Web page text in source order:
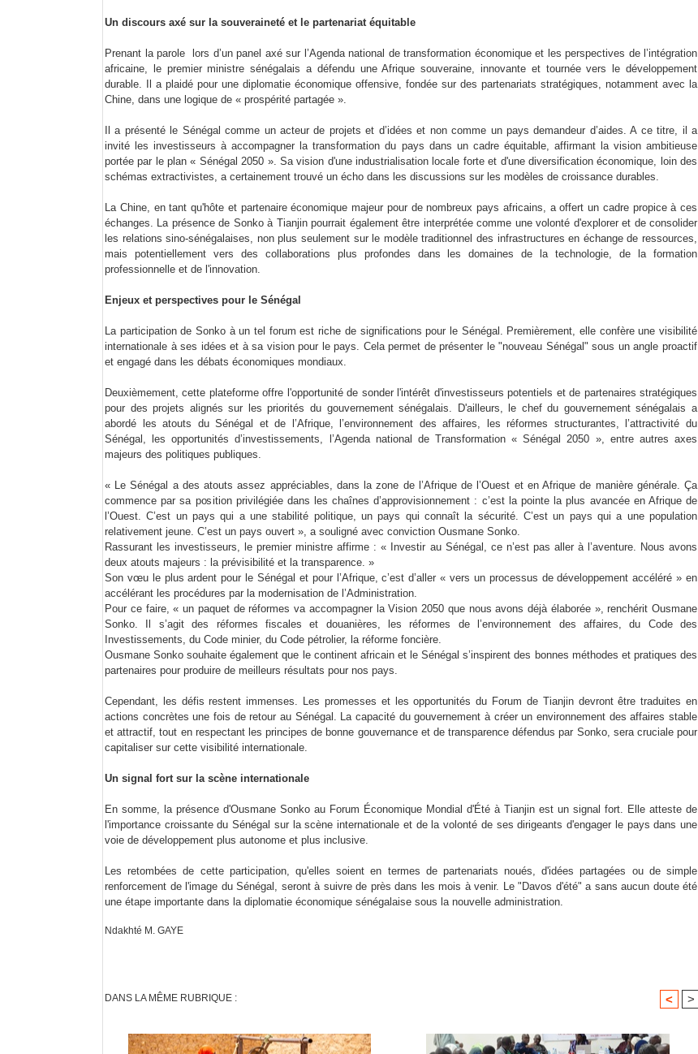
Un discours axé sur la souveraineté et le partenariat équitable
Prenant la parole lors d’un panel axé sur l’Agenda national de transformation économique et les perspectives de l’intégration
africaine, le premier ministre sénégalais a défendu une Afrique souveraine, innovante et tournée vers le développement
durable. Il a plaidé pour une diplomatie économique offensive, fondée sur des partenariats stratégiques, notamment avec la
Chine, dans une logique de « prospérité partagée ».
Il a présenté le Sénégal comme un acteur de projets et d’idées et non comme un pays demandeur d’aides. A ce titre, il a
invité les investisseurs à accompagner la transformation du pays dans un cadre équitable, affirmant la vision ambitieuse
portée par le plan « Sénégal 2050 ». Sa vision d'une industrialisation locale forte et d'une diversification économique, loin des
schémas extractivistes, a certainement trouvé un écho dans les discussions sur les modèles de croissance durables.
La Chine, en tant qu'hôte et partenaire économique majeur pour de nombreux pays africains, a offert un cadre propice à ces
échanges. La présence de Sonko à Tianjin pourrait également être interprétée comme une volonté d'explorer et de consolider
les relations sino-sénégalaises, non plus seulement sur le modèle traditionnel des infrastructures en échange de ressources,
mais potentiellement vers des collaborations plus profondes dans les domaines de la technologie, de la formation
professionnelle et de l'innovation.
Enjeux et perspectives pour le Sénégal
La participation de Sonko à un tel forum est riche de significations pour le Sénégal. Premièrement, elle confère une visibilité
internationale à ses idées et à sa vision pour le pays. Cela permet de présenter le "nouveau Sénégal" sous un angle proactif
et engagé dans les débats économiques mondiaux.
Deuxièmement, cette plateforme offre l'opportunité de sonder l'intérêt d'investisseurs potentiels et de partenaires stratégiques
pour des projets alignés sur les priorités du gouvernement sénégalais. D'ailleurs, le chef du gouvernement sénégalais a
abordé les atouts du Sénégal et de l’Afrique, l’environnement des affaires, les réformes structurantes, l’attractivité du
Sénégal, les opportunités d’investissements, l’Agenda national de Transformation « Sénégal 2050 », entre autres axes
majeurs des politiques publiques.
« Le Sénégal a des atouts assez appréciables, dans la zone de l’Afrique de l’Ouest et en Afrique de manière générale. Ça
commence par sa position privilégiée dans les chaînes d’approvisionnement : c’est la pointe la plus avancée en Afrique de
l’Ouest. C’est un pays qui a une stabilité politique, un pays qui connaît la sécurité. C’est un pays qui a une population
relativement jeune. C’est un pays ouvert », a souligné avec conviction Ousmane Sonko.
Rassurant les investisseurs, le premier ministre affirme : « Investir au Sénégal, ce n’est pas aller à l’aventure. Nous avons
deux atouts majeurs : la prévisibilité et la transparence. »
Son vœu le plus ardent pour le Sénégal et pour l’Afrique, c’est d’aller « vers un processus de développement accéléré » en
accélérant les procédures par la modernisation de l’Administration.
Pour ce faire, « un paquet de réformes va accompagner la Vision 2050 que nous avons déjà élaborée », renchérit Ousmane
Sonko. Il s’agit des réformes fiscales et douanières, les réformes de l’environnement des affaires, du Code des
Investissements, du Code minier, du Code pétrolier, la réforme foncière.
Ousmane Sonko souhaite également que le continent africain et le Sénégal s’inspirent des bonnes méthodes et pratiques des
partenaires pour produire de meilleurs résultats pour nos pays.
Cependant, les défis restent immenses. Les promesses et les opportunités du Forum de Tianjin devront être traduites en
actions concrètes une fois de retour au Sénégal. La capacité du gouvernement à créer un environnement des affaires stable
et attractif, tout en respectant les principes de bonne gouvernance et de transparence défendus par Sonko, sera cruciale pour
capitaliser sur cette visibilité internationale.
Un signal fort sur la scène internationale
En somme, la présence d'Ousmane Sonko au Forum Économique Mondial d'Été à Tianjin est un signal fort. Elle atteste de
l'importance croissante du Sénégal sur la scène internationale et de la volonté de ses dirigeants d'engager le pays dans une
voie de développement plus autonome et plus inclusive.
Les retombées de cette participation, qu'elles soient en termes de partenariats noués, d'idées partagées ou de simple
renforcement de l'image du Sénégal, seront à suivre de près dans les mois à venir. Le "Davos d'été" a sans aucun doute été
une étape importante dans la diplomatie économique sénégalaise sous la nouvelle administration.
Ndakhté M. GAYE
DANS LA MÊME RUBRIQUE : < >